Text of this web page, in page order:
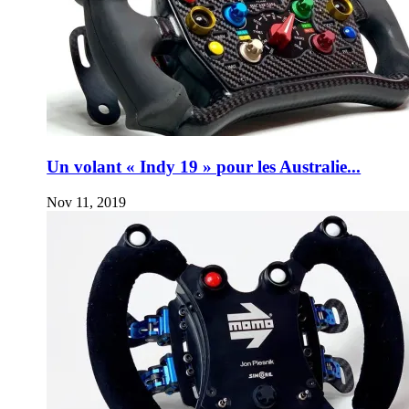
Un volant « Indy 19 » pour les Australie...
Nov 11, 2019